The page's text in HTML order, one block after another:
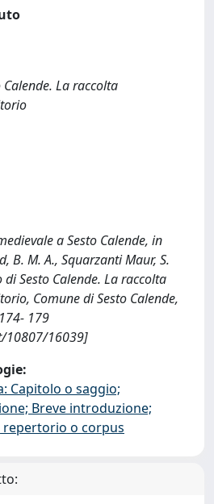
Calende. La raccolta
a Sesto Calende, in
B. M. A., Squarzanti Maur, S.
di Sesto Calende. La raccolta
Comune di Sesto Calende,
179
10807/16039]
Capitolo o saggio;
Breve introduzione;
repertorio o corpus